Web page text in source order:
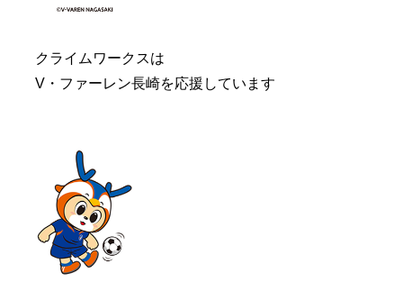
クライムワークスは
V・ファーレン長崎を応援しています